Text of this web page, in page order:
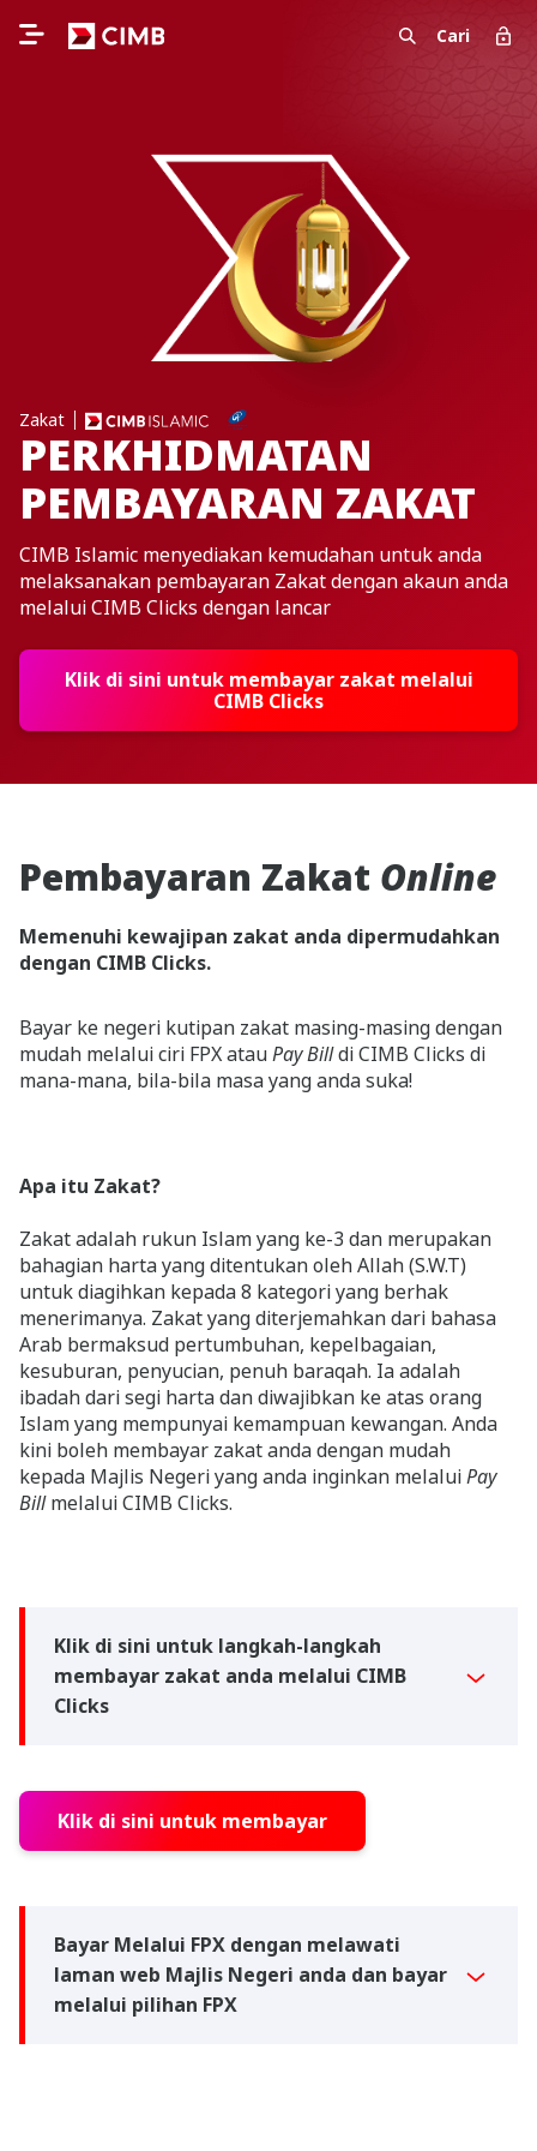
Cari
Zakat
PERKHIDMATAN
PEMBAYARAN ZAKAT
CIMB Islamic menyediakan kemudahan untuk anda
melaksanakan pembayaran Zakat dengan akaun anda
melalui CIMB Clicks dengan lancar
Klik di sini untuk membayar zakat melalui
CIMB Clicks
Pembayaran Zakat Online
Memenuhi kewajipan zakat anda dipermudahkan
dengan CIMB Clicks.
Bayar ke negeri kutipan zakat masing-masing dengan
mudah melalui ciri FPX atauPay Billdi CIMB Clicks di
mana-mana, bila-bila masa yang anda suka!
Apa itu Zakat?
Zakat adalah rukun Islam yang ke-3 dan merupakan
bahagian harta yang ditentukan oleh Allah (S.W.T)
untuk diagihkan kepada 8 kategori yang berhak
menerimanya. Zakat yang diterjemahkan dari bahasa
Arab bermaksud pertumbuhan, kepelbagaian,
kesuburan, penyucian, penuh baraqah. Ia adalah
ibadah dari segi harta dan diwajibkan ke atas orang
Islam yang mempunyai kemampuan kewangan. Anda
kini boleh membayar zakat anda dengan mudah
kepada Majlis Negeri yang anda inginkan melaluiPay
Billmelalui CIMB Clicks.
Klik di sini untuk langkah-langkah
membayar zakat anda melalui CIMB
Clicks
Klik di sini untuk membayar
Bayar Melalui FPX dengan melawati
laman web Majlis Negeri anda dan bayar
melalui pilihan FPX